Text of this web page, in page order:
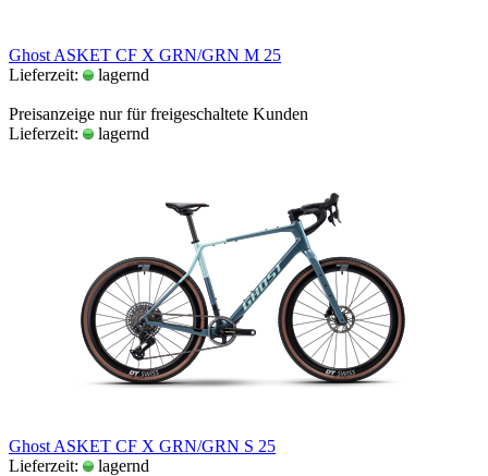
Ghost ASKET CF X GRN/GRN M 25
Lieferzeit:
lagernd
Preisanzeige nur für freigeschaltete Kunden
Lieferzeit:
lagernd
Ghost ASKET CF X GRN/GRN S 25
Lieferzeit:
lagernd